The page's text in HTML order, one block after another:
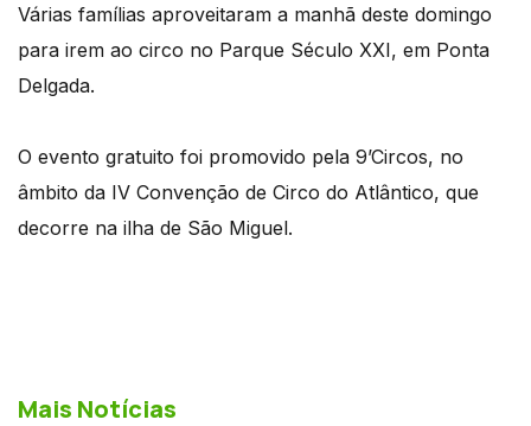
Várias famílias aproveitaram a manhã deste domingo
para irem ao circo no Parque Século XXI, em Ponta
Delgada.
O evento gratuito foi promovido pela 9’Circos, no
âmbito da IV Convenção de Circo do Atlântico, que
decorre na ilha de São Miguel.
Mais Notícias